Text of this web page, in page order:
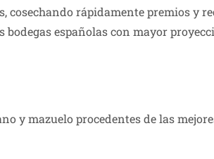
cosechando rápidamente premios y
españolas con mayor
mazuelo procedentes de las